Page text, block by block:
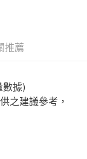
推薦
據)
之建議參考，